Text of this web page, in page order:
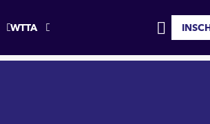
WTTA
MIJN